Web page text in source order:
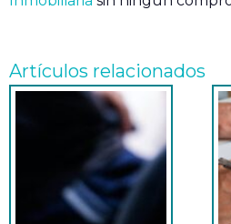
Artículos relacionados